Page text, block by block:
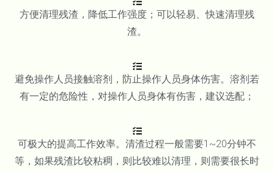
方便清理残渣，降低工作强度；可以轻易、快速清理残
渣。
避免操作人员接触溶剂，防止操作人员身体伤害。溶剂若
有一定的危险性，对操作人员身体有伤害，建议选配；
可极大的提高工作效率。清渣过程一般需要1~20分钟不
等，如果残渣比较粘稠，则比较难以清理，则需要很长时